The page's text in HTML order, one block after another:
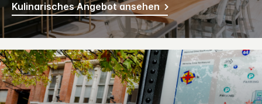
Kulinarisches Angebot ansehen